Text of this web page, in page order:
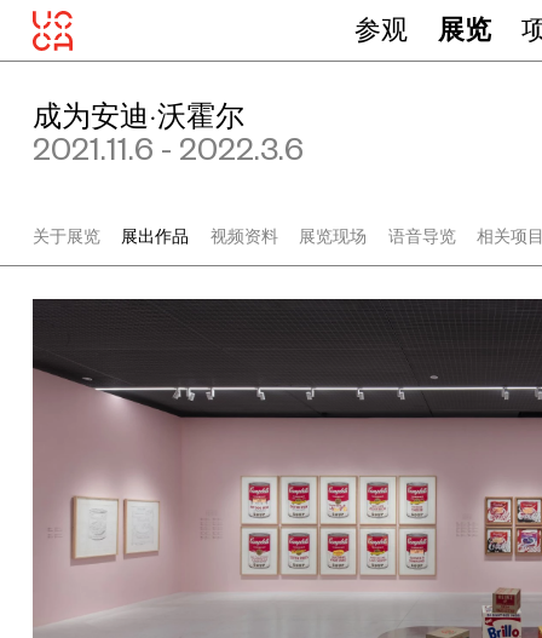
参观 展览
成为安迪·沃霍尔
2021.11.6 - 2022.3.6
关于展览 展出作品 视频资料 展览现场 语音导览 相关项